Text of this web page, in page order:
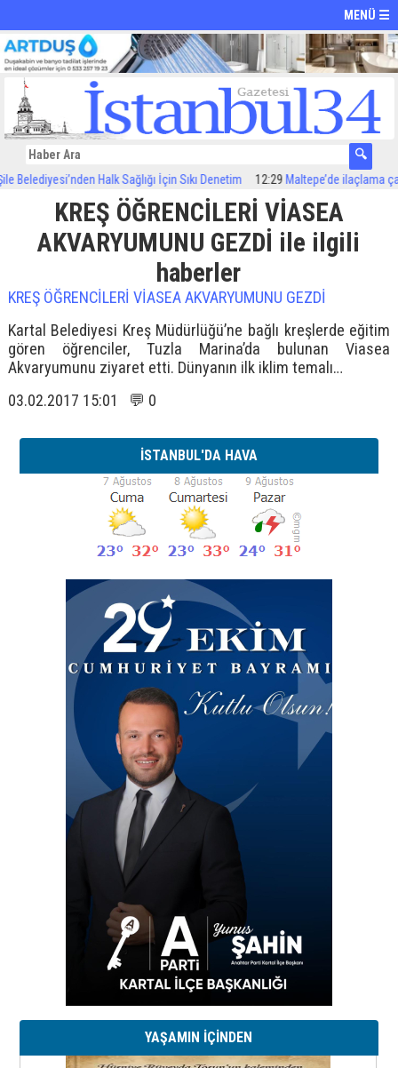
MENÜ ☰
Halk Sağlığı İçin Sıkı Denetim 12:29Maltepe’de ilaçlama
KREŞ ÖĞRENCİLERİ VİASEA
AKVARYUMUNU GEZDİ ile ilgili
haberler
KREŞ ÖĞRENCİLERİ VİASEA AKVARYUMUNU GEZDİ
Kartal Belediyesi Kreş Müdürlüğü’ne bağlı kreşlerde eğitim
gören öğrenciler, Tuzla Marina’da bulunan Viasea
Akvaryumunu ziyaret etti. Dünyanın ilk iklim temalı…
03.02.2017 15:01 💬 0
İSTANBUL'DA HAVA
YAŞAMIN İÇİNDEN